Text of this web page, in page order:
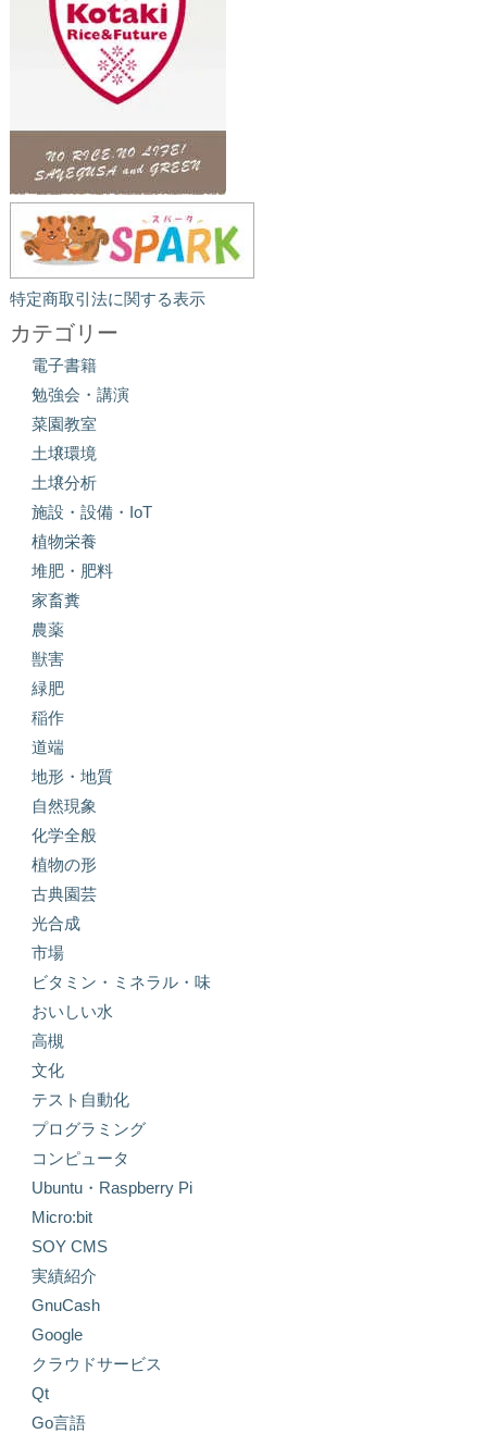
特定商取引法に関する表示
カテゴリー
電子書籍
勉強会・講演
菜園教室
土壌環境
土壌分析
施設・設備・IoT
植物栄養
堆肥・肥料
家畜糞
農薬
獣害
緑肥
稲作
道端
地形・地質
自然現象
化学全般
植物の形
古典園芸
光合成
市場
ビタミン・ミネラル・味
おいしい水
高槻
文化
テスト自動化
プログラミング
コンピュータ
Ubuntu・Raspberry Pi
Micro:bit
SOY CMS
実績紹介
GnuCash
Google
クラウドサービス
Qt
Go言語